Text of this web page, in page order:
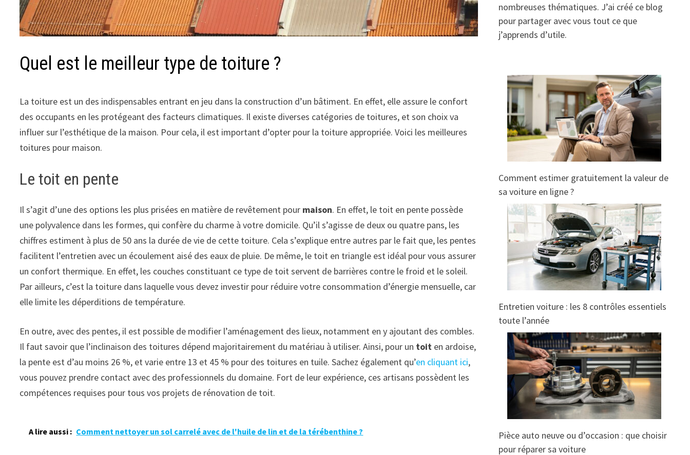
Quel est le meilleur type de toiture ?
La toiture est un des indispensables entrant en jeu dans la construction d’un bâtiment. En effet, elle assure le confort
des occupants en les protégeant des facteurs climatiques. Il existe diverses catégories de toitures, et son choix va
influer sur l’esthétique de la maison. Pour cela, il est important d’opter pour la toiture appropriée. Voici les meilleures
toitures pour maison.
Le toit en pente
Il s’agit d’une des options les plus prisées en matière de revêtement pour maison. En effet, le toit en pente possède
une polyvalence dans les formes, qui confère du charme à votre domicile. Qu’il s’agisse de deux ou quatre pans, les
chiffres estiment à plus de 50 ans la durée de vie de cette toiture. Cela s’explique entre autres par le fait que, les pentes
facilitent l’entretien avec un écoulement aisé des eaux de pluie. De même, le toit en triangle est idéal pour vous assurer
un confort thermique. En effet, les couches constituant ce type de toit servent de barrières contre le froid et le soleil.
Par ailleurs, c’est la toiture dans laquelle vous devez investir pour réduire votre consommation d’énergie mensuelle, car
elle limite les déperditions de température.
En outre, avec des pentes, il est possible de modifier l’aménagement des lieux, notamment en y ajoutant des combles.
Il faut savoir que l’inclinaison des toitures dépend majoritairement du matériau à utiliser. Ainsi, pour un toit en ardoise,
la pente est d’au moins 26 %, et varie entre 13 et 45 % pour des toitures en tuile. Sachez également qu’en cliquant ici,
vous pouvez prendre contact avec des professionnels du domaine. Fort de leur expérience, ces artisans possèdent les
compétences requises pour tous vos projets de rénovation de toit.
A lire aussi : Comment nettoyer un sol carrelé avec de l'huile de lin et de la térébenthine ?
nombreuses thématiques. J’ai créé ce blog
pour partager avec vous tout ce que
j’apprends d’utile.
Comment estimer gratuitement la valeur de
sa voiture en ligne ?
Entretien voiture : les 8 contrôles essentiels
toute l’année
Pièce auto neuve ou d’occasion : que choisir
pour réparer sa voiture